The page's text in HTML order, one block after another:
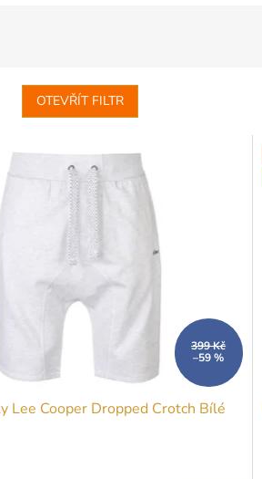
OTEVŘÍT FILTR
399 Kč
–59 %
Lee Cooper Dropped Crotch Bílé